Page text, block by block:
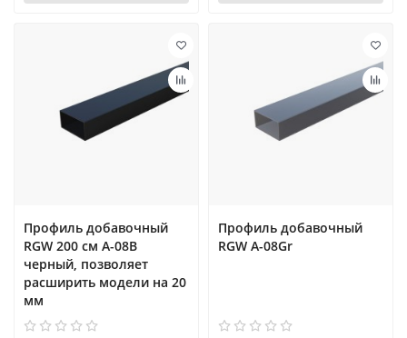
Профиль добавочный
RGW 200 см A-08B
черный, позволяет
расширить модели на 20
мм
Профиль добавочный
RGW A-08Gr